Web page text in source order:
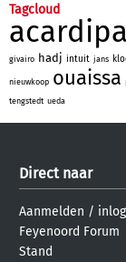
Tagcloud
givairo hadj intuit jans
nieuwkoop ouaissa
tengstedt ueda
Direct naar
Aanmelden /
Feyenoord Forum
Stand